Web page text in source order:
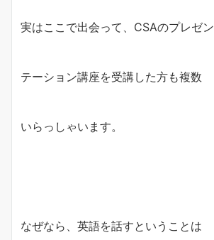
実はここで出会って、CSAのプレゼン
テーション講座を受講した方も複数
いらっしゃいます。
なぜなら、英語を話すということは